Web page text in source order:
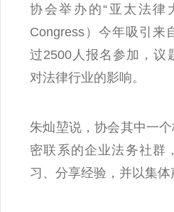
协会举办的“亚太法律
Congress）今年吸引来
过2500人报名参加，议
对法律行业的影响。
朱灿堃说，协会其中一
密联系的企业法务社群
习、分享经验，并以集体